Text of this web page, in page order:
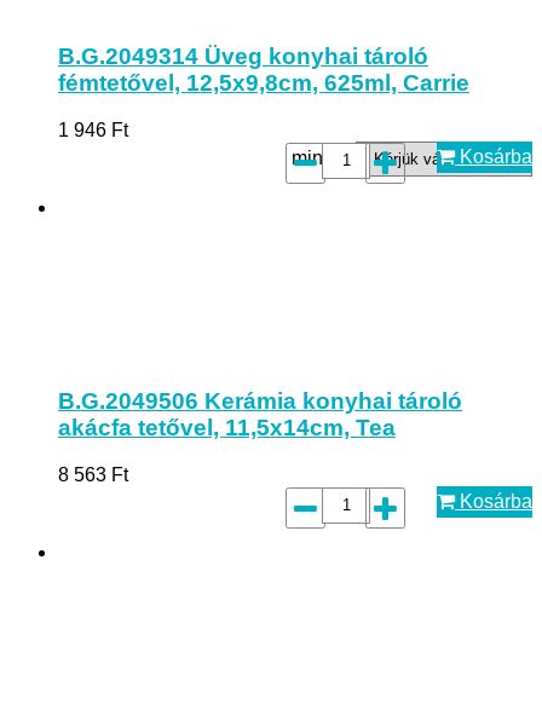
B.G.2049314 Üveg konyhai tároló
fémtetővel, 12,5x9,8cm, 625ml, Carrie
1 946 Ft
minta*:
Kosárba
B.G.2049506 Kerámia konyhai tároló
akácfa tetővel, 11,5x14cm, Tea
8 563 Ft
Kosárba